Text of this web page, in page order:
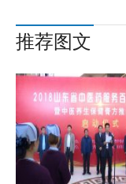
推荐图文